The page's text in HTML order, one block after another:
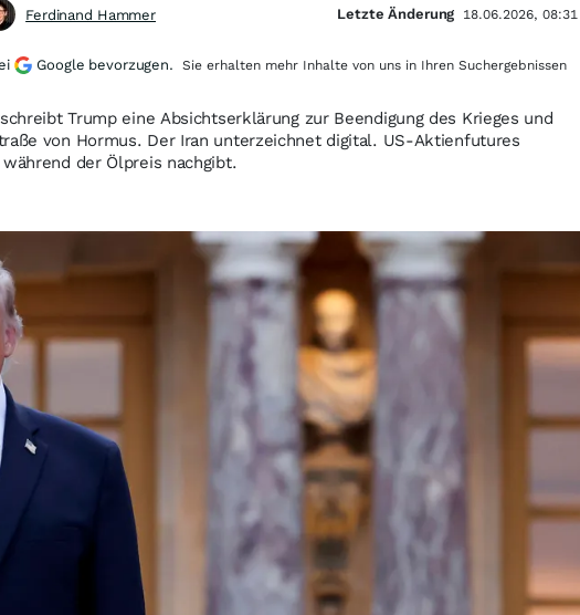
Trump eine Absichtserklärung zur Beendigung des Krieges und
von Hormus. Der Iran unterzeichnet digital. US-Aktienfutures
der Ölpreis nachgibt.
Ferdinand Hammer Letzte Änderung 18.06.2026, 08:31
Google bevorzugen. Sie erhalten mehr Inhalte von uns in Ihren Suchergebnissen